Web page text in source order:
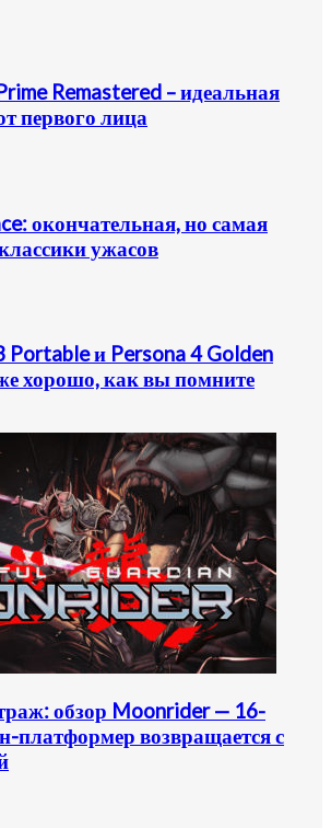
Remastered – идеальная
первого лица
окончательная, но самая
ужасов
Portable и Persona 4 Golden
хорошо, как вы помните
обзор Moonrider — 16-
платформер возвращается с